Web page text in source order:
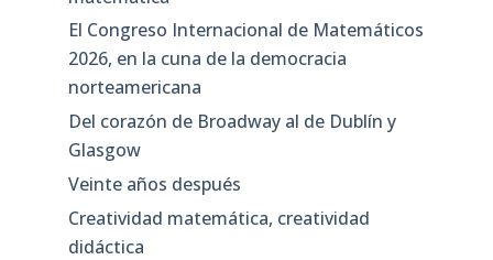
El Congreso Internacional de Matemáticos
2026, en la cuna de la democracia
norteamericana
Del corazón de Broadway al de Dublín y
Glasgow
Veinte años después
Creatividad matemática, creatividad
didáctica